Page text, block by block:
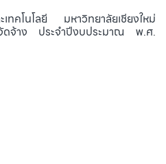
เทคโนโลยี มหาวิทยาลัยเชียงใหม่
ดจ้าง ประจำปีงบประมาณ พ.ศ.